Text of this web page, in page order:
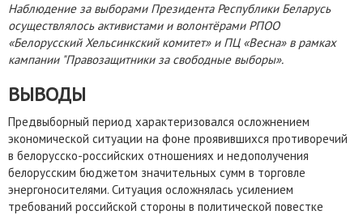
Наблюдение за выборами Президента Республики Беларусь
осуществлялось активистами и волонтёрами РПОО
«Белорусский Хельсинкский комитет» и ПЦ «Весна» в рамках
кампании "Правозащитники за свободные выборы».
ВЫВОДЫ
Предвыборный период характеризовался осложнением
экономической ситуации на фоне проявившихся противоречий
в белорусско-российских отношениях и недополучения
белорусским бюджетом значительных сумм в торговле
энергоносителями. Ситуация осложнялась усилением
требований российской стороны в политической повестке